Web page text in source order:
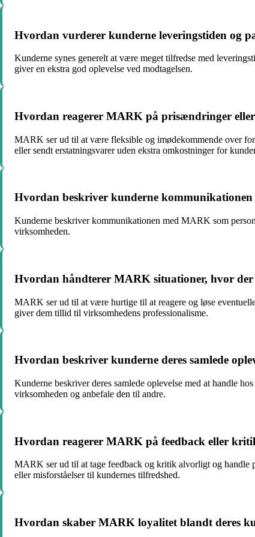
Hvordan vurderer kunderne leveringstiden og
Kunderne synes generelt at være meget tilfredse med
giver en ekstra god oplevelse ved modtagelsen.
Hvordan reagerer MARK på prisændringer
MARK ser ud til at være fleksible og imødekommende over
eller sendt erstatningsvarer uden ekstra omkostninger for
Hvordan beskriver kunderne
Kunderne beskriver kommunikationen med MARK som
virksomheden.
Hvordan håndterer MARK situationer, hvor der
MARK ser ud til at være hurtige til at reagere og løse
giver dem tillid til virksomhedens professionalisme.
Hvordan beskriver kunderne deres samlede
Kunderne beskriver deres samlede oplevelse med at handle
virksomheden og anbefale den til andre.
Hvordan reagerer MARK på feedback eller
MARK ser ud til at tage feedback og kritik alvorligt og handle
eller misforståelser til kundernes tilfredshed.
Hvordan skaber MARK loyalitet blandt deres